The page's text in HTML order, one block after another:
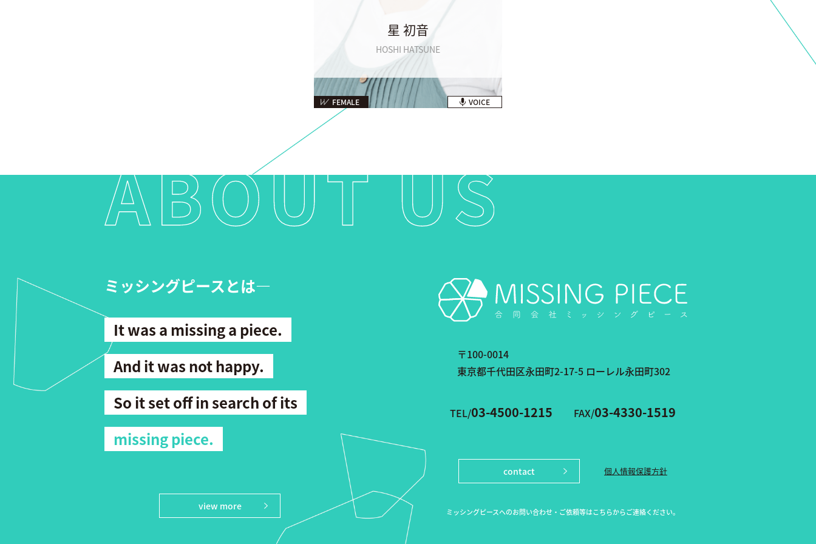
星 初音
HOSHI HATSUNE
FEMALE VOICE
ミッシングピースとは―
It was a missing a piece.
And it was not happy.
So it set off in search of its
missing piece.
view more
〒100-0014
東京都千代田区永田町2-17-5 ローレル永田町302
TEL/03-4500-1215 FAX/03-4330-1519
contact 個人情報保護方針
ミッシングピースへのお問い合わせ・ご依頼等はこちらからご連絡ください。